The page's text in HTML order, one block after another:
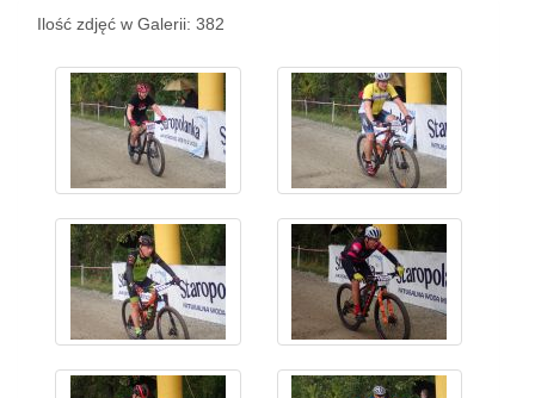
Ilość zdjęć w Galerii: 382